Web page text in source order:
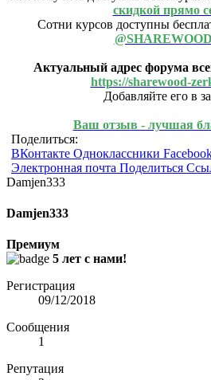
скидкой прямо
Сотни курсов доступны
Актуальный адрес форума
https://sharewood-
Добавляйте его в
Ваш отзыв - лучшая
Поделиться:
ВКонтакте Одноклассники
Электронная почта Поделиться
Damjen333
Damjen333
Премиум
5 лет с нами!
Регистрация
09/12/2018
Сообщения
1
Репутация